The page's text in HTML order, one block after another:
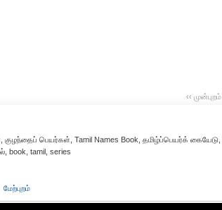
‹‹ முன்புறம்
பெயர்கள், Tamil Names Book, தமிழ்ப்பெயர்க் கையேடு,
book, tamil, series
மேற்புறம்